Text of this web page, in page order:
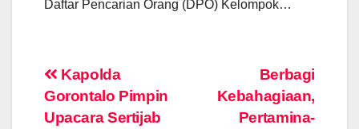
Daftar Pencarian Orang (DPO) Kelompok…
Post
navigation
Berbagi
Kebahagiaan,
Pertamina-
Kapolda
Gorontalo Pimpin
Upacara Sertijab